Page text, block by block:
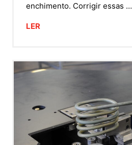
enchimento. Corrigir essas …
LER